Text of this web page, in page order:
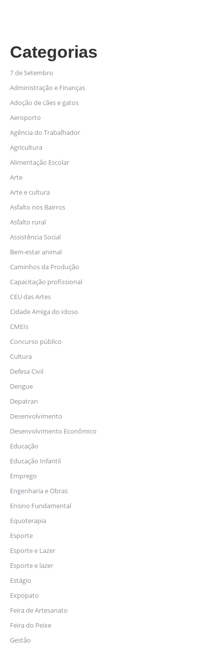
Categorias
7 de Setembro
Administração e Finanças
Adoção de cães e gatos
Aeroporto
Agência do Trabalhador
Agricultura
Alimentação Escolar
Arte
Arte e cultura
Asfalto nos Bairros
Asfalto rural
Assistência Social
Bem-estar animal
Caminhos da Produção
Capacitação profissional
CEU das Artes
Cidade Amiga do Idoso
CMEIs
Concurso público
Cultura
Defesa Civil
Dengue
Depatran
Desenvolvimento
Desenvolvimento Econômico
Educação
Educação Infantil
Emprego
Engenharia e Obras
Ensino Fundamental
Equoterapia
Esporte
Esporte e Lazer
Esporte e lazer
Estágio
Expopato
Feira de Artesanato
Feira do Peixe
Gestão